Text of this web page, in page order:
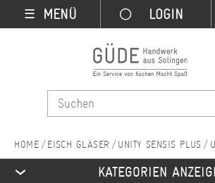
☰ MENÜ
EISCH GLÄSER UNITY SENSIS PLUS
KATEGORIEN